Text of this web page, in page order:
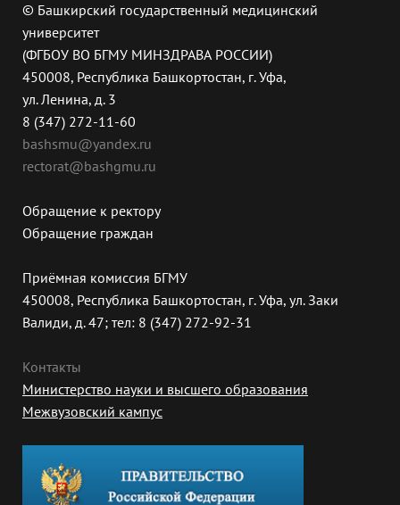
© Башкирский государственный медицинский
университет
(ФГБОУ ВО БГМУ МИНЗДРАВА РОССИИ)
450008, Республика Башкортостан, г. Уфа,
ул. Ленина, д. 3
8 (347) 272-11-60
bashsmu@yandex.ru
rectorat@bashgmu.ru
Обращение к ректору
Обращение граждан
Приёмная комиссия БГМУ
450008, Республика Башкортостан, г. Уфа, ул. Заки
Валиди, д. 47; тел: 8 (347) 272-92-31
Контакты
Министерство науки и высшего образования
Межвузовский кампус